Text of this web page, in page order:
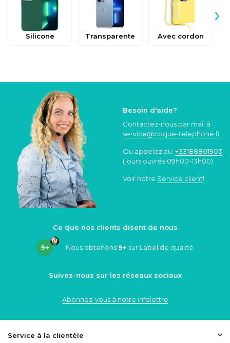
Silicone Transparente Avec cordon
›
Besoin d'aide?
Contactez-nous par mail à
service@coque-telephone.fr
Ou appelez au: +33188801903
(jours ouvrés 09h00-13h00)
Voir notre Service client!
Ce que nos clients disent de nous
9+ Nous obtenons 9+ sur Label de qualité
Suivez-nous sur les réseaux sociaux
Abonnez-vous à notre infolettre
Service à la clientèle